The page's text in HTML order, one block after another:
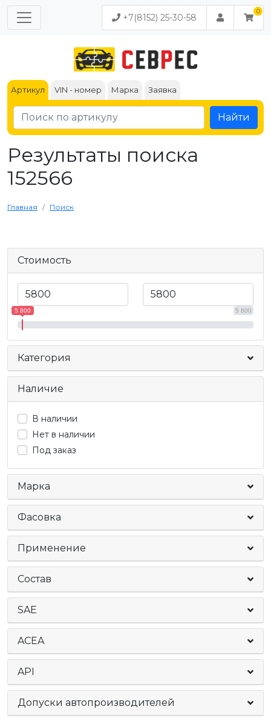
+7(8152) 25-30-58
Артикул VIN - номер Марка Заявка
Найти
Результаты поиска
152566
Главная Поиск
Стоимость
5 800
5 800
Наличие
В наличии
Нет в наличии
Под заказ
Марка
Фасовка
Применение
Состав
SAE
ACEA
API
Допуски автопроизводителей
Категория